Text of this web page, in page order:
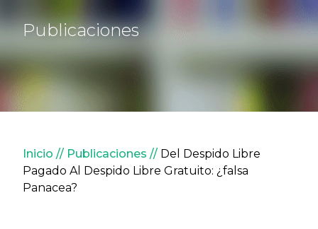
Publicaciones
Sobrescribir enlaces de
Inicio Publicaciones
Del Despido Libre
Pagado Al Despido Libre Gratuito: ¿falsa
Panacea?